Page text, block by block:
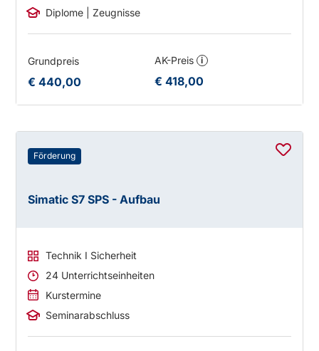
Diplome | Zeugnisse
Grundpreis
€ 440,00
AK-Preis i
€ 418,00
Förderung
Simatic S7 SPS - Aufbau
Technik I Sicherheit
24 Unterrichtseinheiten
Kurstermine
Seminarabschluss